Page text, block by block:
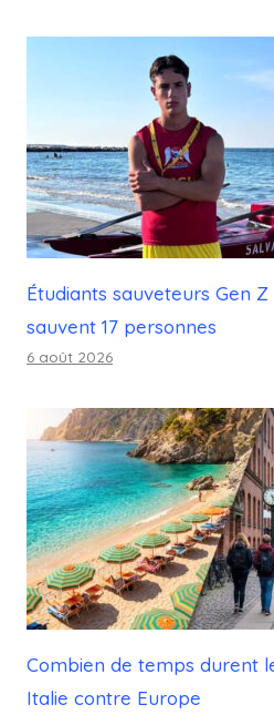
Étudiants sauveteurs Gen
sauvent 17 personnes
6 août 2026
Combien de temps durent
Italie contre Europe